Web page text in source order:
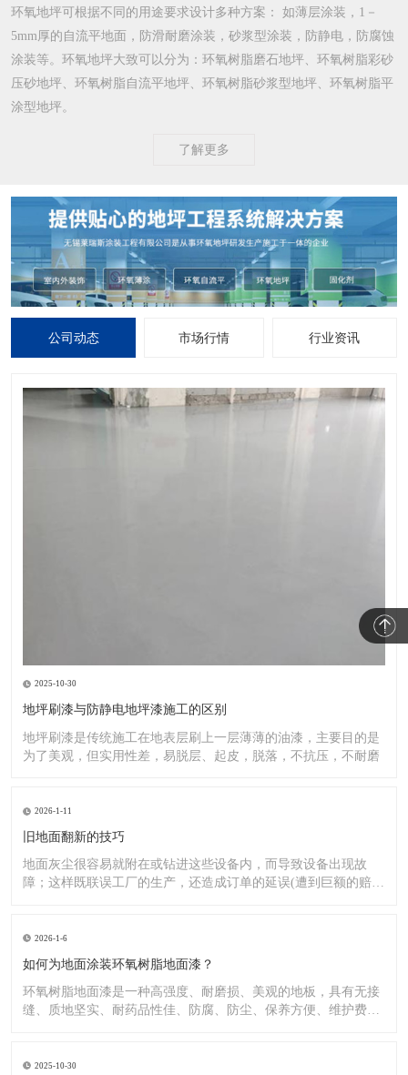
环氧地坪可根据不同的用途要求设计多种方案 ： 如薄层涂装，1－
5mm厚的自流平地面，防滑耐磨涂装，砂浆型涂装，防静电，防腐蚀
涂装等。环氧地坪大致可以分为：环氧树脂磨石地坪、环氧树脂彩砂
压砂地坪、环氧树脂自流平地坪、环氧树脂砂浆型地坪、环氧树脂平
涂型地坪。
了解更多
公司动态 市场行情 行业资讯
2025-10-30
地坪刷漆与防静电地坪漆施工的区别
地坪刷漆是传统施工在地表层刷上一层薄薄的油漆，主要目的是
为了美观，但实用性差，易脱层、起皮，脱落，不抗压，不耐磨
2026-1-11
旧地面翻新的技巧
地面灰尘很容易就附在或钻进这些设备内，而导致设备出现故
障；这样既联误工厂的生产，还造成订单的延误(遭到巨额的赔
2026-1-6
如何为地面涂装环氧树脂地面漆？
环氧树脂地面漆是一种高强度、耐磨损、美观的地板，具有无接
缝、质地坚实、耐药品性佳、防腐、防尘、保养方便、维护费用
2025-10-30